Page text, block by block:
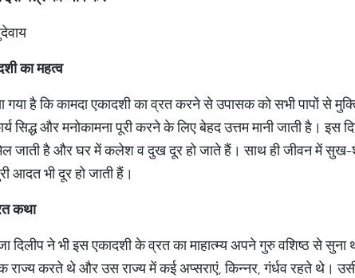
कामहत्व
गया है कि कामदा एकादशी का व्रत करने से उपासक को सभी पापों से
सिद्ध और मनोकामना पूरी करने के लिए बेहद उत्तम मानी जाती है। इस
जाती है और घर में कलेश व दुख दूर हो जाते हैं। साथ ही जीवन में
आदत भी दूर हो जाती हैं।
कथा
दिलीप ने भी इस एकादशी के व्रत का माहात्म्य अपने गुरु वशिष्ठ से सुना
राज्य करते थे और उस राज्य में कई अप्सराएं, किन्नर, गंर्धव रहते थे।